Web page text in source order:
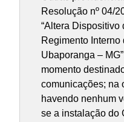
Resolução nº 04/
“Altera Dispositivo
Regimento
Ubaporanga –
momento
comunicações; na
havendo nenhum
se a instalação do